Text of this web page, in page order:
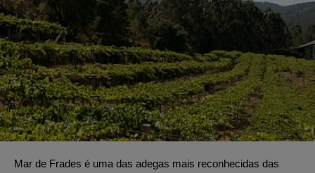
Mar de Frades é uma das adegas mais reconhecidas das